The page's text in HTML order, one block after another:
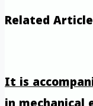
Related
It is